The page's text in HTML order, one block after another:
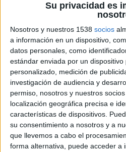
Su privacidad es
Nosotros y nuestros 1538 socios
a información en un dispositivo,
datos personales, como
estándar enviada por un
personalizado, medición de
investigación de audiencia y
permiso, nosotros y nuestros
localización geográfica precisa e
características de dispositivos.
su consentimiento a nosotros y a
que llevemos a cabo el
forma alternativa, puede acceder a
agents implicats. Amb
CUP vol "valorar
prevista actualment",
projecte i el seu impacte
ImprimirEnvia
a
un
amic
PDF